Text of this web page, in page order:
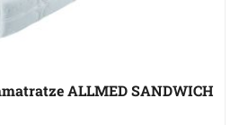
ALLMED SANDWICH